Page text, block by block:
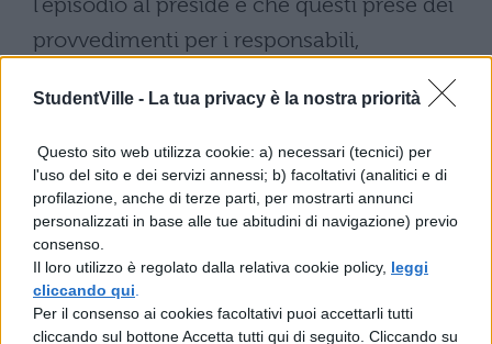
StudentVille - La tua privacy è la nostra priorità
Questo sito web utilizza cookie: a) necessari (tecnici) per
l'uso del sito e dei servizi annessi; b) facoltativi (analitici e di
profilazione, anche di terze parti, per mostrarti annunci
personalizzati in base alle tue abitudini di navigazione) previo
consenso.
Il loro utilizzo è regolato dalla relativa cookie policy, leggi
cliccando qui
Per il consenso ai cookies facoltativi puoi accettarli tutti
cliccando sul bottone Accetta tutti qui di seguito. Cliccando su
provvedimenti per i responsabili,
sospendendoli per qualche giorno dalle
lezioni. ”Mi hanno umiliata – aggiunge –
con loro avevo un bellissimo rapporto, con
uno di loro spesso ho giocato anche a
pallavolo. Ora sono distrutta e non voglio
che a scuola nessuno piu’ si avvicini a me”.
Sull’episodio sono state aperte due
inchieste, una dalla Procura della